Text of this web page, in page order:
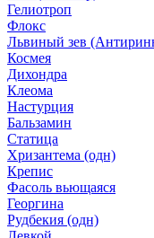
Гелиотроп
Флокс
Львиный зев
Космея
Дихондра
Клеома
Настурция
Бальзамин
Статица
Хризантема (одн)
Крепис
Фасоль вьющаяся
Георгина
Рудбекия (одн)